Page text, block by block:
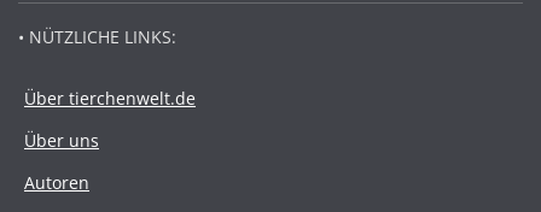
• NÜTZLICHE LINKS:
Über tierchenwelt.de
Über uns
Autoren